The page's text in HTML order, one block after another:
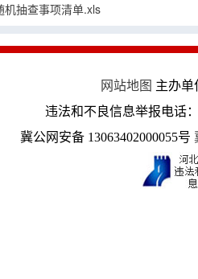
机抽查事项清单.xls
网站地图 主办单
违法和不良信息举报电话
冀公网安备 13063402000055号